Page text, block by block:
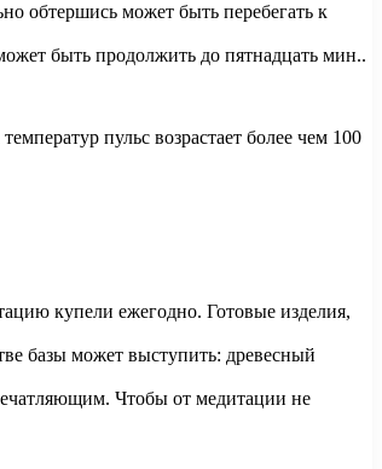
обтершись может быть перебегать к
быть продолжить до пятнадцать мин..
пульс возрастает более чем 100
купели ежегодно. Готовые изделия,
базы может выступить: древесный
Чтобы от медитации не